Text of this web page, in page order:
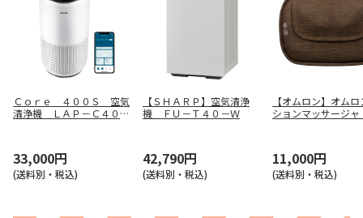
Ｃｏｒｅ ４００Ｓ 空気
清浄機 ＬＡＰ－Ｃ４０１
33,000円
(送料別・税込)
【ＳＨＡＲＰ】空気清浄
機 ＦＵ－Ｔ４０－Ｗ
42,790円
(送料別・税込)
【オムロン】オム
ションマッサージャ
11,000円
(送料別・税込)